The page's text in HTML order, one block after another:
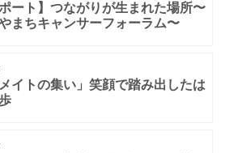
ポート】つながりが生まれた場所〜
まちキャンサーフォーラム〜
メイトの集い」笑顔で踏み出したは